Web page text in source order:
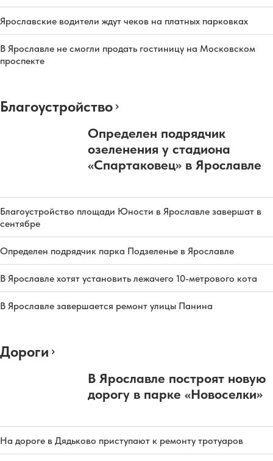
Ярославские водители ждут чеков на платных парковках
В Ярославле не смогли продать гостиницу на Московском
проспекте
Благоустройство
Определен подрядчик
озеленения у стадиона
«Спартаковец» в Ярославле
Благоустройство площади Юности в Ярославле завершат в
сентябре
Определен подрядчик парка Подзеленье в Ярославле
В Ярославле хотят установить лежачего 10-метрового кота
В Ярославле завершается ремонт улицы Панина
Дороги
В Ярославле построят новую
дорогу в парке «Новоселки»
На дороге в Дядьково приступают к ремонту тротуаров